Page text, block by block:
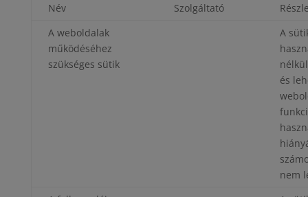
Név Szolgáltató
A weboldalak
működéséhez
szükséges sütik
A
és
nem